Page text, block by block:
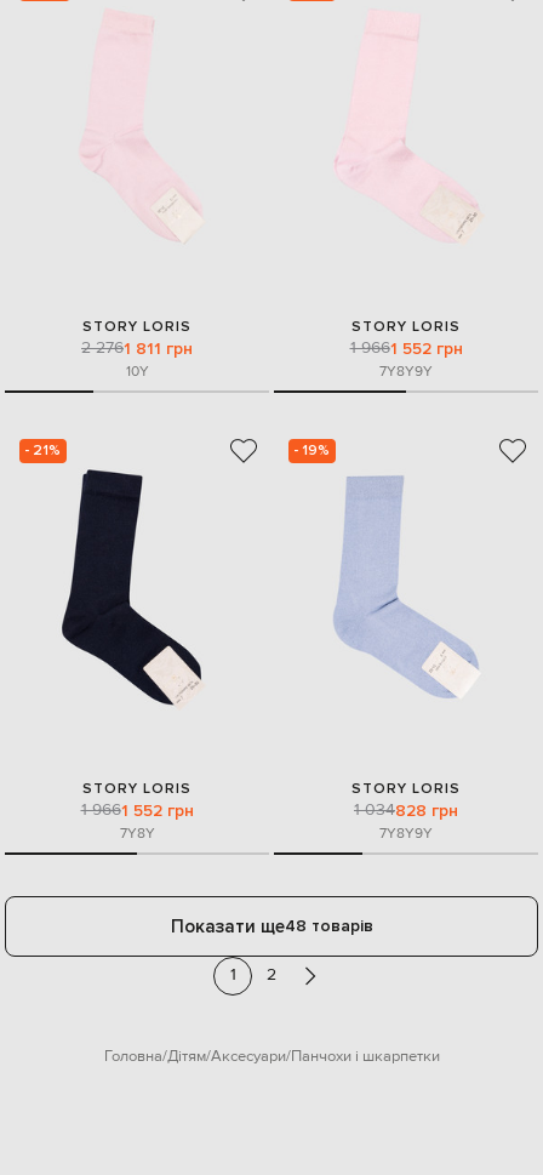
STORY LORIS
2 2761 811 грн
10Y
STORY LORIS
1 9661 552 грн
7Y8Y9Y
- 21%
STORY LORIS
1 9661 552 грн
7Y8Y
- 19%
STORY LORIS
1 034828 грн
7Y8Y9Y
Показати ще48 товарів
1 2
Головна Дітям Аксесуари Панчохи і шкарпетки